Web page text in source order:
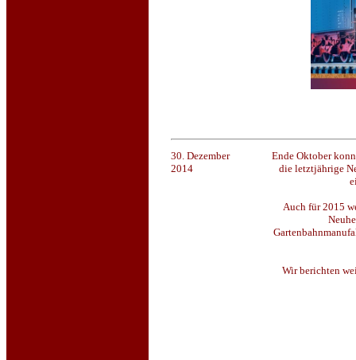
30. Dezember
2014
Ende Oktober
die letztjährige
Auch für 2015
Wir berichten